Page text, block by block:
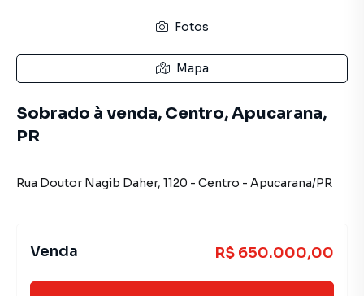
Fotos
Mapa
Sobrado à venda, Centro, Apucarana,
PR
Rua Doutor Nagib Daher, 1120 - Centro - Apucarana/PR
Venda R$ 650.000,00